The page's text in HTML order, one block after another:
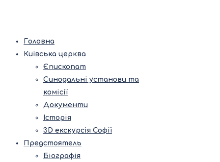
Головна
Київська церква
Єпископат
Синодальні установи та
комісії
Документи
Історія
3D екскурсія Софії
Предстоятель
Біографія